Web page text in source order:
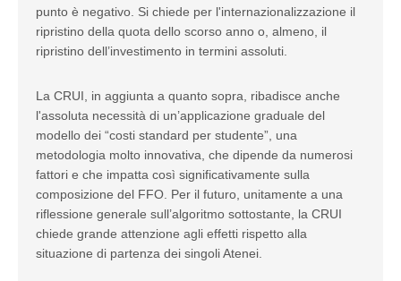
punto è negativo. Si chiede per l'internazionalizzazione il
ripristino della quota dello scorso anno o, almeno, il
ripristino dell’investimento in termini assoluti.
La CRUI, in aggiunta a quanto sopra, ribadisce anche
l'assoluta necessità di un’applicazione graduale del
modello dei “costi standard per studente”, una
metodologia molto innovativa, che dipende da numerosi
fattori e che impatta così significativamente sulla
composizione del FFO. Per il futuro, unitamente a una
riflessione generale sull’algoritmo sottostante, la CRUI
chiede grande attenzione agli effetti rispetto alla
situazione di partenza dei singoli Atenei.